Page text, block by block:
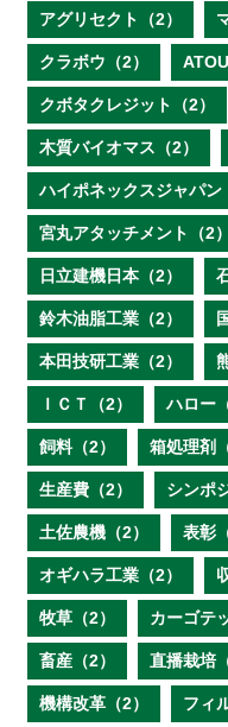
アグリセクト（2）
クラボウ（2）
クボタクレジット（2）
木質バイオマス（2）
ハイポネックスジャパン
宮丸アタッチメント（2）
日立建機日本（2）
鈴木油脂工業（2）
本田技研工業（2）
ＩＣＴ（2） ハロー
飼料（2） 箱処理剤
生産費（2） シンポ
土佐農機（2） 表彰
オギハラ工業（2）
牧草（2） カーゴテ
畜産（2） 直播栽培
機構改革（2） フィ